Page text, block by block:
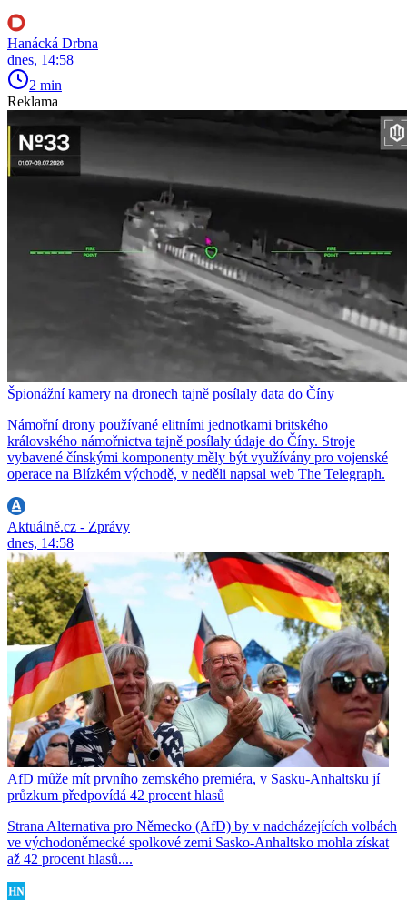
Hanácká Drbna
dnes, 14:58
2 min
Reklama
Špionážní kamery na dronech tajně posílaly data do Číny
Námořní drony používané elitními jednotkami britského
královského námořnictva tajně posílaly údaje do Číny. Stroje
vybavené čínskými komponenty měly být využívány pro vojenské
operace na Blízkém východě, v neděli napsal web The Telegraph.
Aktuálně.cz - Zprávy
dnes, 14:58
AfD může mít prvního zemského premiéra, v Sasku-Anhaltsku jí
průzkum předpovídá 42 procent hlasů
Strana Alternativa pro Německo (AfD) by v nadcházejících volbách
ve východoněmecké spolkové zemi Sasko-Anhaltsko mohla získat
až 42 procent hlasů....